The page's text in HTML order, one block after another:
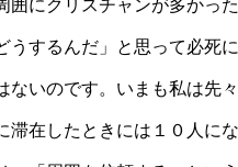
囲にクリスチャンが多かっ
うするんだ」と思って必
ないのです。いまも私は先
滞在したときには１０人に